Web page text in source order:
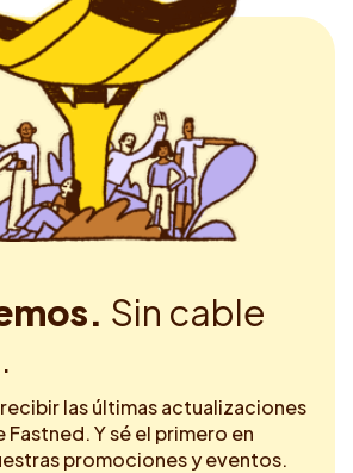
Sin cable
las últimas actualizaciones
Y sé el primero en
promociones y eventos.